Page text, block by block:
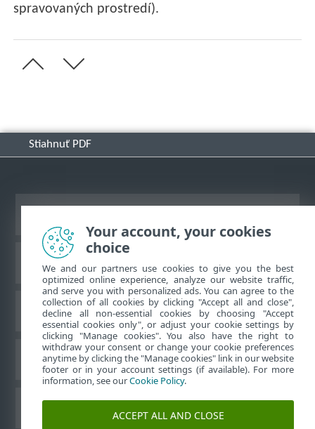
spravovaných prostredí).
Stiahnuť PDF
Databáza znalostí ESET
ESET Fórum
Technická podpora
Your account, your cookies
choice
We and our partners use cookies to give you the best
optimized online experience, analyze our website traffic,
and serve you with personalized ads. You can agree to the
collection of all cookies by clicking "Accept all and close",
decline all non-essential cookies by choosing "Accept
essential cookies only", or adjust your cookie settings by
clicking "Manage cookies". You also have the right to
withdraw your consent or change your cookie preferences
anytime by clicking the "Manage cookies" link in our website
footer or in your account settings (if available). For more
information, see ourCookie Policy.
ACCEPT ALL AND CLOSE